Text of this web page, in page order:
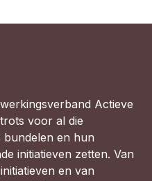
Actieve
voor al die
en hun
initiatieven zetten. Van
en van